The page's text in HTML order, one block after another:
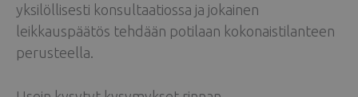
yksilöllisesti konsultaatiossa ja jokainen
leikkauspäätös tehdään potilaan kokonaistilanteen
perusteella.